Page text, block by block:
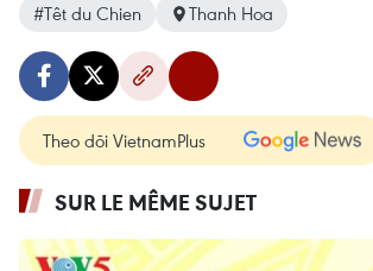
#Têt du Chien
Thanh Hoa
Theo dõi VietnamPlus
SUR LE MÊME SUJET